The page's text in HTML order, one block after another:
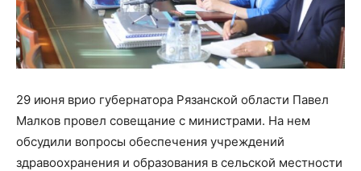
29 июня врио губернатора Рязанской области Павел
Малков провел совещание с министрами. На нем
обсудили вопросы обеспечения учреждений
здравоохранения и образования в сельской местности